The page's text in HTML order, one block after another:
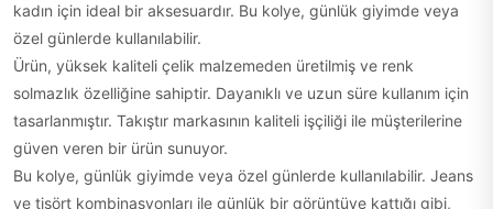
kadın için ideal bir aksesuardır. Bu kolye, günlük giyimde veya
özel günlerde kullanılabilir.
Ürün, yüksek kaliteli çelik malzemeden üretilmiş ve renk
solmazlık özelliğine sahiptir. Dayanıklı ve uzun süre kullanım için
tasarlanmıştır. Takıştır markasının kaliteli işçiliği ile müşterilerine
güven veren bir ürün sunuyor.
Bu kolye, günlük giyimde veya özel günlerde kullanılabilir. Jeans
ve tişört kombinasyonları ile günlük bir görüntüye kattığı gibi,